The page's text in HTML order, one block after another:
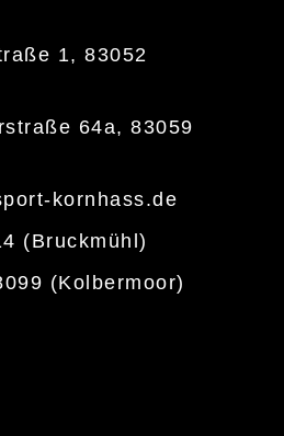
1, 83052
64a, 83059
kornhass.de
(Bruckmühl)
(Kolbermoor)